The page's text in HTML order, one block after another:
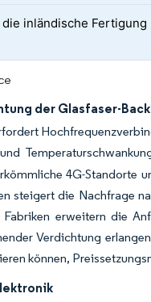
inländische Fertigung
der Glasfaser-
4G-Standorte
steigert die Nachfrage
erweitern die
Verdichtung
können,